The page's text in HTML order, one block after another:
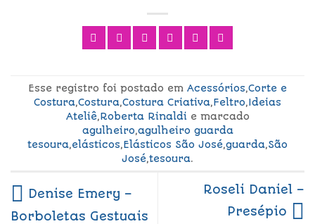
Esse registro foi postado em Acessórios,Corte e
Costura,Costura,Costura Criativa,Feltro,Ideias
Ateliê,Roberta Rinaldie marcado
agulheiro,agulheiro guarda
tesoura,elásticos,Elásticos São José,guarda,São
José,tesoura.
Denise Emery –
Borboletas Gestuais
Roseli Daniel –
Presépio